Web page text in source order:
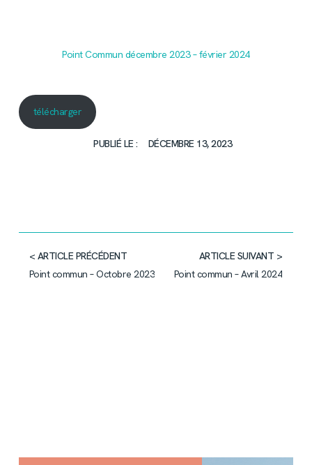
Point Commun décembre 2023 – février 2024
télécharger
PUBLIÉ LE : DÉCEMBRE 13, 2023
< ARTICLE PRÉCÉDENT
Point commun – Octobre 2023
ARTICLE SUIVANT >
Point commun – Avril 2024